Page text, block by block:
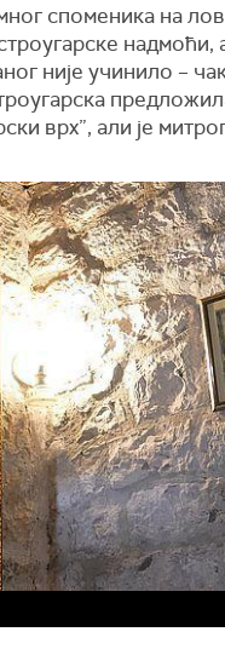
споменика на
надмоћи,
није учинило – чак
врх”, али је